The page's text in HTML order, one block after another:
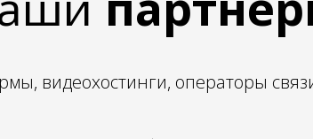
видеохостинги, операторы